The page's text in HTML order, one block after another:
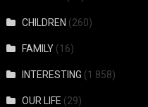
CHILDREN (260)
FAMILY (16)
INTERESTING (1 858)
OUR LIFE (29)